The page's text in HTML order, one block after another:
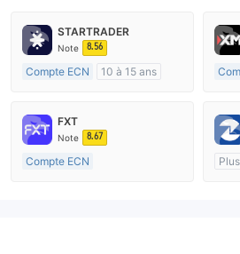
STARTRADER
Note 8.56
Compte ECN
10 à 15 ans
Market Making (MM)
Etiquette principale MT4
FXT
Note 8.67
Compte ECN